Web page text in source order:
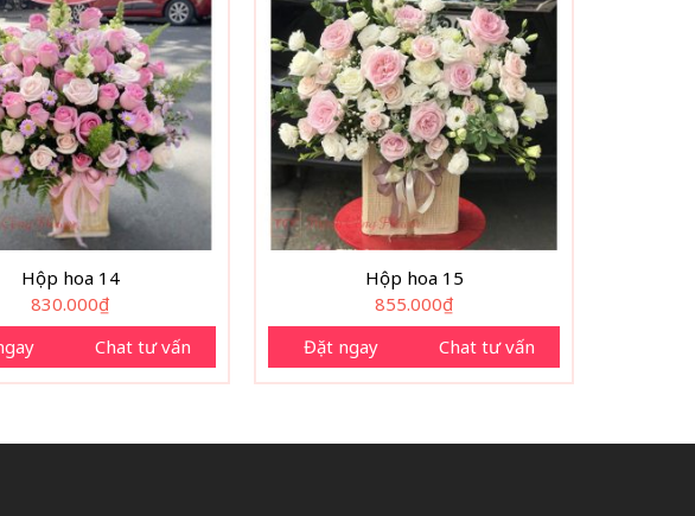
Hộp hoa 14
830.000₫
Chat tư vấn
Hộp hoa 15
855.000₫
Đặt ngay
Chat tư vấn